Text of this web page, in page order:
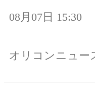
08月07日 15:30
オリコンニュー